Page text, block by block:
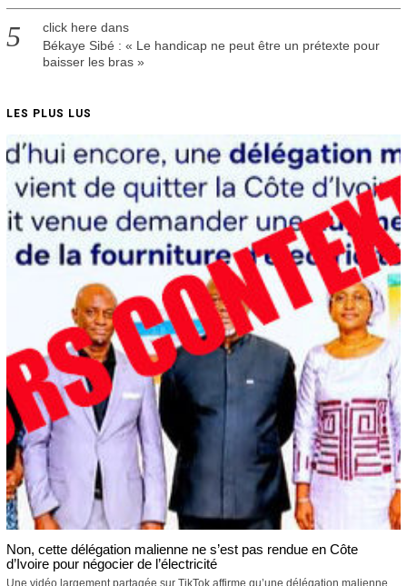
click here dans
Békaye Sibé : « Le handicap ne peut être un prétexte pour
baisser les bras »
LES PLUS LUS
Non, cette délégation malienne ne s’est pas rendue en Côte
d’Ivoire pour négocier de l’électricité
Une vidéo largement partagée sur TikTok affirme qu’une délégation malienne